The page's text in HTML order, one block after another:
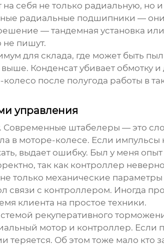
себя не только радиальную, но и
радиальные подшипники —
— тандемная установка
не пишут.
для склада, где может быть
Конденсат убивает обмотку
после полугода работы в
управления
Современные штабелеры — это
в моторе-колесе. Если
выдает ошибку. Был у меня
так как контроллер
только механические
связи с контроллером. Иногда
клиента на простое техники.
рекуперативного
мотор и контроллер.
теряется. Об этом тоже мало кто